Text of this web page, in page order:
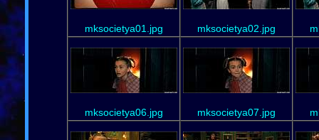
mksocietya01.jpg mksocietya02.jpg
mksocietya06.jpg mksocietya07.jpg